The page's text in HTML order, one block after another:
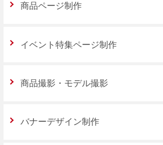
商品ページ制作
イベント特集ページ制作
商品撮影・モデル撮影
バナーデザイン制作